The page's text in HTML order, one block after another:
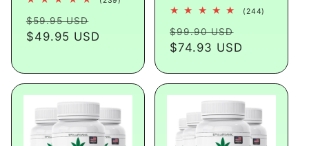
Precio
habitual
$59.95 USD
de
$49.95 USD
(244)
Precio
habitual
$99.90 USD
de
$74.93 USD